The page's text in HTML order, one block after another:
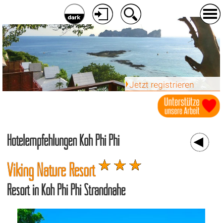
Jetzt registrieren
Hotelempfehlungen Koh Phi Phi
Viking Nature Resort
Resort in Koh Phi Phi Strandnähe